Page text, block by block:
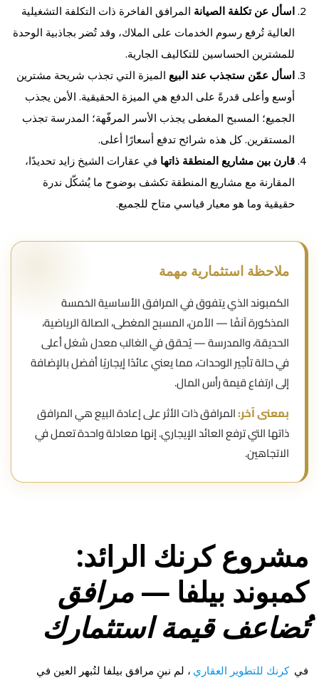
اسأل عن تكلفة الصيانة المرافق الفاخرة ذات التكلفة التشغيلية
العالية تُرفع رسوم الخدمات على الملاك، وقد تُضر بجاذبية الوحدة
للمشترين الحساسين للتكاليف الجارية.
اسأل عمّن ستجذب عند البيع الميزة التي تجذب شريحة مشترين
أوسع وأعلى قدرةً على الدفع هي الميزة الحقيقية. الأمن يجذب
الجميع؛ المسبح المغطى يجذب الأسر المرفّهة؛ المدرسة تجذب
المستقرين. كل هذه شرائح تدفع أسعارًا أعلى.
قارن بين مشاريع المنطقة ذاتها في عقارات الشيخ زايد تحديدًا،
المقارنة مع مشاريع المنطقة تكشف بوضوح ما يُشكّل ندرة
حقيقية وما هو معيار قياسي متاح للجميع.
ملاحظة استثمارية مهمة
الكمبوند الذي يتفوق في المرافق الأساسية الخمسة
المذكورة آنفًا — الأمن، المسبح المغطى، الصالة الرياضية،
الحديقة، والمدرسة — يُحقق في الغالب معدل شغل أعلى
في حالة تأجير الوحدات، مما يعني عائدًا إيجاريًا أفضل بالإضافة
إلى ارتفاع قيمة رأس المال.
بمعنى آخر:المرافق ذات الأثر على إعادة البيع هي المرافق
ذاتها التي ترفع العائد الإيجاري. إنها معادلة واحدة تعمل في
الاتجاهين.
مشروع كرنك الرائد:
كمبوند بيلفا —مرافق
تُضاعف قيمة استثمارك
في كرنك للتطوير العقاري ، لم نبنِ مرافق بيلفا لتُبهر العين في